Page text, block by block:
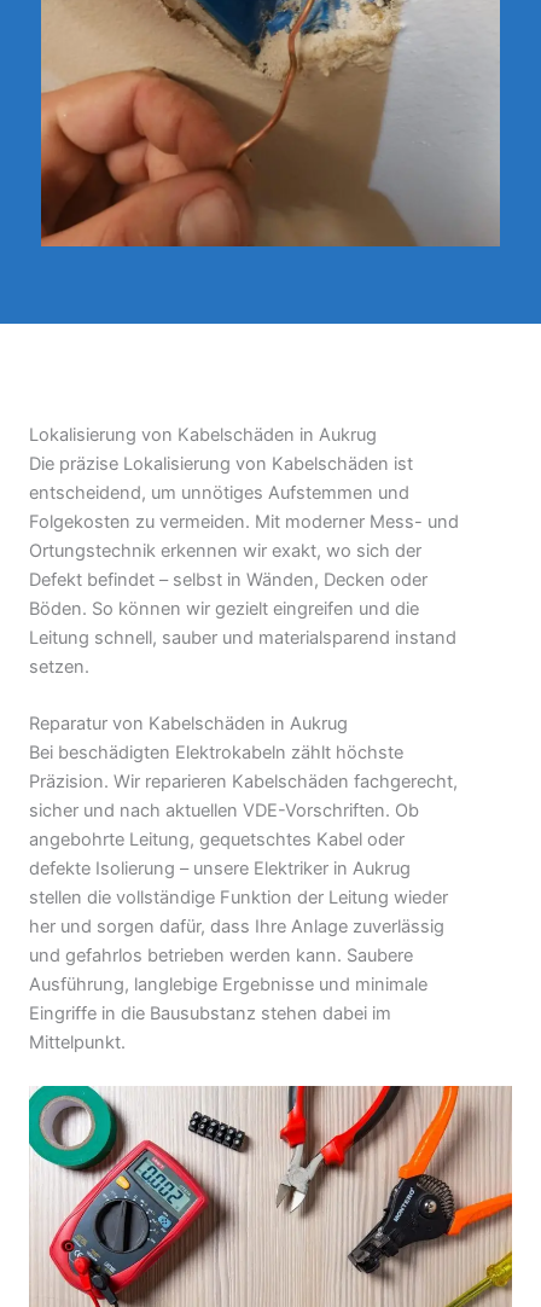
Lokalisierung von Kabelschäden in Aukrug
Die präzise Lokalisierung von Kabelschäden ist
entscheidend, um unnötiges Aufstemmen und
Folgekosten zu vermeiden. Mit moderner Mess- und
Ortungstechnik erkennen wir exakt, wo sich der
Defekt befindet – selbst in Wänden, Decken oder
Böden. So können wir gezielt eingreifen und die
Leitung schnell, sauber und materialsparend instand
setzen.
Reparatur von Kabelschäden in Aukrug
Bei beschädigten Elektrokabeln zählt höchste
Präzision. Wir reparieren Kabelschäden fachgerecht,
sicher und nach aktuellen VDE-Vorschriften. Ob
angebohrte Leitung, gequetschtes Kabel oder
defekte Isolierung – unsere Elektriker in Aukrug
stellen die vollständige Funktion der Leitung wieder
her und sorgen dafür, dass Ihre Anlage zuverlässig
und gefahrlos betrieben werden kann. Saubere
Ausführung, langlebige Ergebnisse und minimale
Eingriffe in die Bausubstanz stehen dabei im
Mittelpunkt.